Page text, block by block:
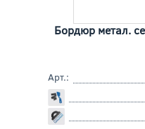
Бордюр метал.
Арт.: